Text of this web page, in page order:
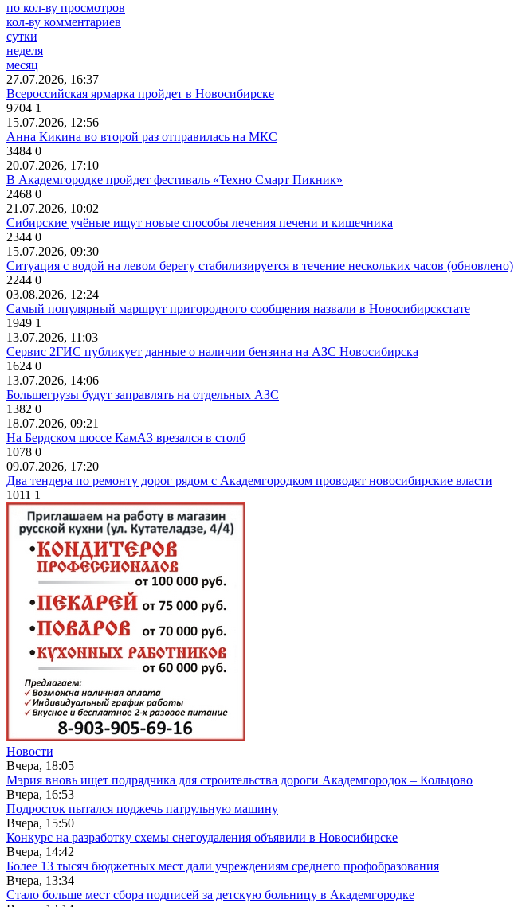
по кол-ву просмотров
кол-ву комментариев
сутки
неделя
месяц
27.07.2026, 16:37
Всероссийская ярмарка пройдет в Новосибирске
9704 1
15.07.2026, 12:56
Анна Кикина во второй раз отправилась на МКС
3484 0
20.07.2026, 17:10
В Академгородке пройдет фестиваль «Техно Смарт Пикник»
2468 0
21.07.2026, 10:02
Сибирские учёные ищут новые способы лечения печени и кишечника
2344 0
15.07.2026, 09:30
Ситуация с водой на левом берегу стабилизируется в течение нескольких часов (обновлено)
2244 0
03.08.2026, 12:24
Самый популярный маршрут пригородного сообщения назвали в Новосибирскстате
1949 1
13.07.2026, 11:03
Сервис 2ГИС публикует данные о наличии бензина на АЗС Новосибирска
1624 0
13.07.2026, 14:06
Большегрузы будут заправлять на отдельных АЗС
1382 0
18.07.2026, 09:21
На Бердском шоссе КамАЗ врезался в столб
1078 0
09.07.2026, 17:20
Два тендера по ремонту дорог рядом с Академгородком проводят новосибирские власти
1011 1
Новости
Вчера, 18:05
Мэрия вновь ищет подрядчика для строительства дороги Академгородок – Кольцово
Вчера, 16:53
Подросток пытался поджечь патрульную машину
Вчера, 15:50
Конкурс на разработку схемы снегоудаления объявили в Новосибирске
Вчера, 14:42
Более 13 тысяч бюджетных мест дали учреждениям среднего профобразования
Вчера, 13:34
Стало больше мест сбора подписей за детскую больницу в Академгородке